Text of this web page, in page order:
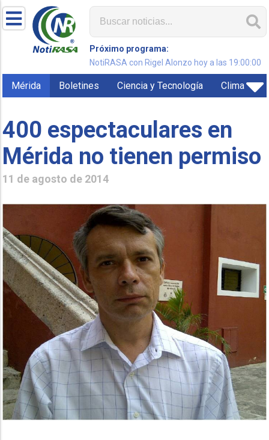
Próximo programa:
NotiRASA con Rigel Alonzo hoy a las 19:00:00
Mérida Boletines Ciencia y Tecnología Clima
400 espectaculares en
Mérida no tienen permiso
11 de agosto de 2014